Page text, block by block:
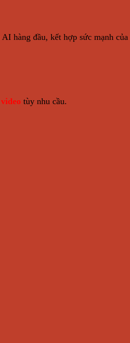
hàng đầu, kết hợp sức mạnh của
tùy nhu cầu.